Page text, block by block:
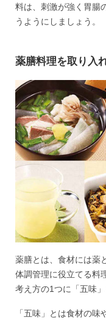
料は、刺激が強く胃腸
うようにしましょう。
薬膳料理を取り入
薬膳とは、食材には薬
体調管理に役立てる料
考え方の1つに「五味
「五味」とは食材の